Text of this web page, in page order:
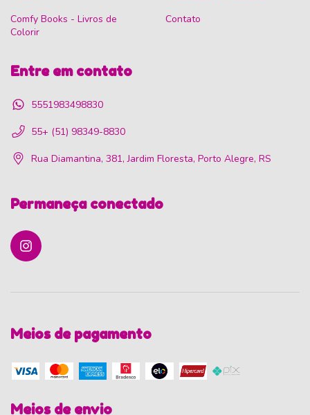
Comfy Books - Livros de
Colorir
Contato
Entre em contato
5551983498830
55+ (51) 98349-8830
Rua Diamantina, 381, Jardim Floresta, Porto Alegre, RS
Permaneça conectado
Meios de pagamento
Meios de envio